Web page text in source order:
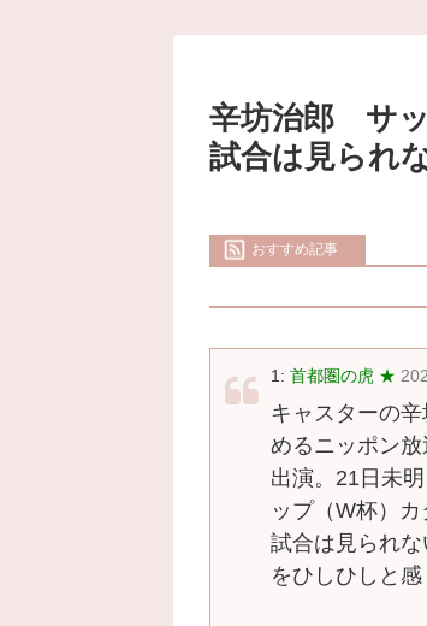
辛坊治郎 サ
試合は見られ
おすすめ記事
1: 首都圏の虎 ★
キャスターの
めるニッポン
出演。21日未
ップ（W杯）
試合は見られ
をひしひしと感